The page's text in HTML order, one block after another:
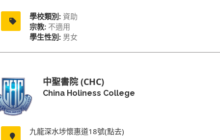
學校類別: 資助
宗教: 不適用
學生性別: 男女
中聖書院 (CHC)
China Holiness College
九龍深水埗懷惠道18號(點去)